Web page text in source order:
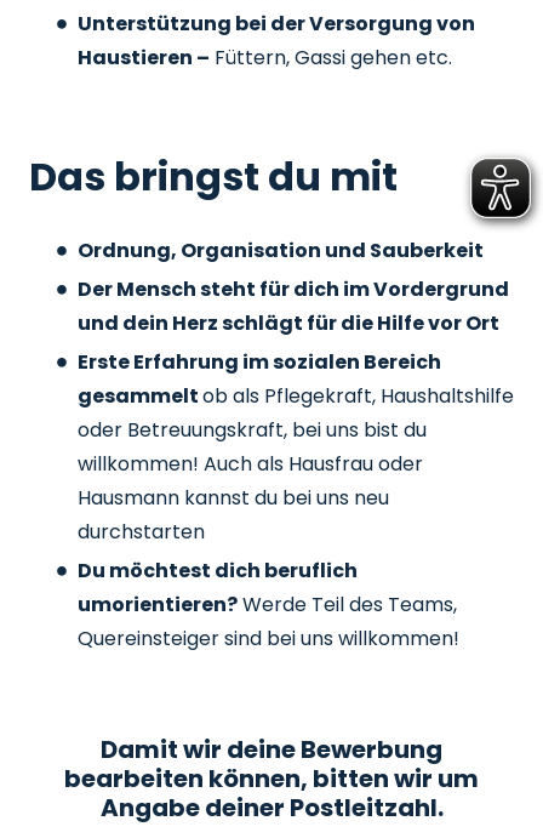
Unterstützung bei der Versorgung von
Haustieren – Füttern, Gassi gehen etc.
Das bringst du mit
Ordnung, Organisation und Sauberkeit
Der Mensch steht für dich im Vordergrund
und dein Herz schlägt für die Hilfe vor Ort
Erste Erfahrung im sozialen Bereich
gesammeltob als Pflegekraft, Haushaltshilfe
oder Betreuungskraft, bei uns bist du
willkommen! Auch als Hausfrau oder
Hausmann kannst du bei uns neu
durchstarten
Du möchtest dich beruflich
umorientieren?Werde Teil des Teams,
Quereinsteiger sind bei uns willkommen!
Damit wir deine Bewerbung
bearbeiten können, bitten wir um
Angabe deiner Postleitzahl.